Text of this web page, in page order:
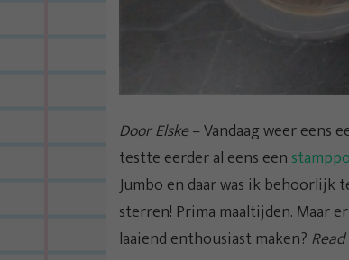
Door Elske– Vandaag weer eens
testte eerder al eens een
Jumbo en daar was ik behoorlijk
sterren! Prima maaltijden. Maar
laaiend enthousiast maken?